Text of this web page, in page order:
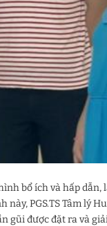
bổ ích và hấp dẫn,
PGS.TS Tâm lý
gũi được đặt ra và